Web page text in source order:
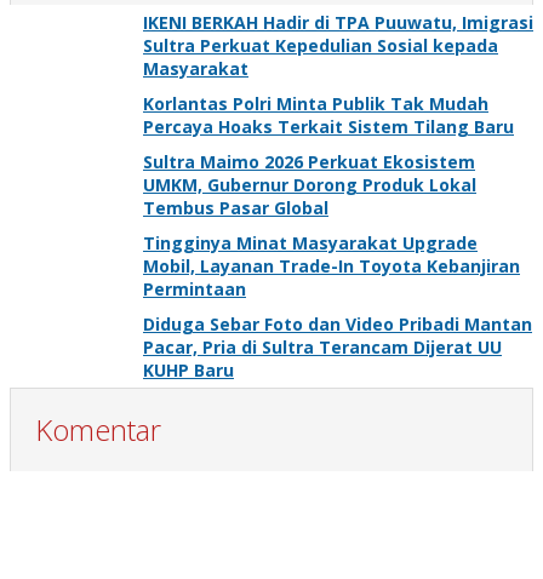
IKENI BERKAH Hadir di TPA Puuwatu, Imigrasi
Sultra Perkuat Kepedulian Sosial kepada
Masyarakat
Korlantas Polri Minta Publik Tak Mudah
Percaya Hoaks Terkait Sistem Tilang Baru
Sultra Maimo 2026 Perkuat Ekosistem
UMKM, Gubernur Dorong Produk Lokal
Tembus Pasar Global
Tingginya Minat Masyarakat Upgrade
Mobil, Layanan Trade-In Toyota Kebanjiran
Permintaan
Diduga Sebar Foto dan Video Pribadi Mantan
Pacar, Pria di Sultra Terancam Dijerat UU
KUHP Baru
Komentar